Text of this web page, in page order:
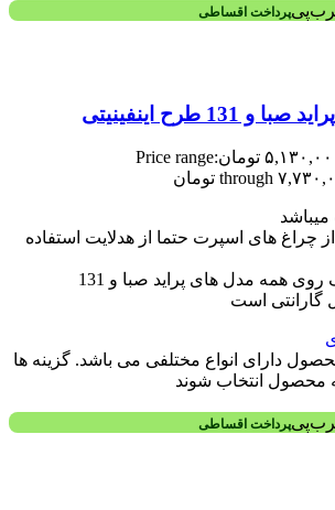
پرداخت اقساطی
طرح اینفینیتی
تومانPrice range:
چراغ های اسپرت حتما از هدلایت استفاده
همه مدل های پراید صبا و 131
گارانتی است
دارای انواع مختلفی می باشد. گزینه ها
انتخاب شوند
پرداخت اقساطی